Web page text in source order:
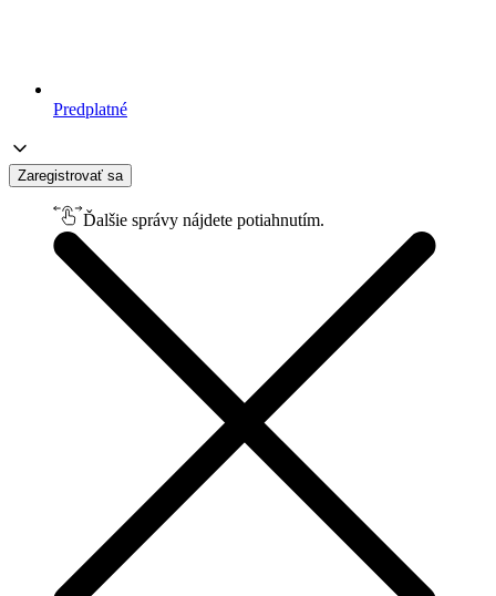
Predplatné
Zaregistrovať sa
Ďalšie správy nájdete potiahnutím.